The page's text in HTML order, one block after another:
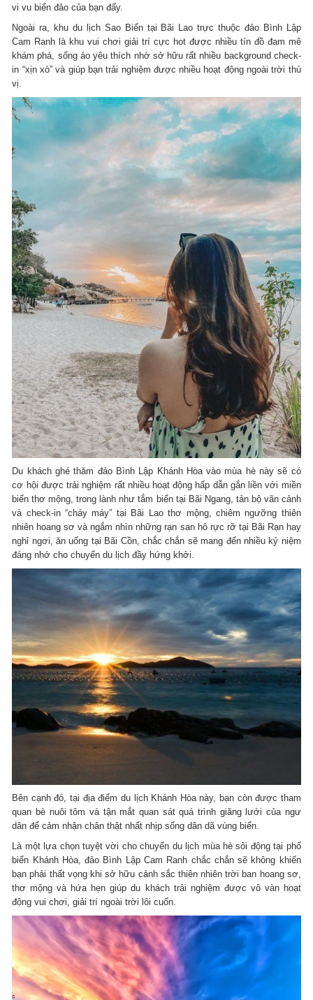
vi vu biển đảo của bạn đấy.
Ngoài ra, khu du lịch Sao Biển tại Bãi Lao trực thuộc đảo Bình Lập
Cam Ranh là khu vui chơi giải trí cực hot được nhiều tín đồ đam mê
khám phá, sống ảo yêu thích nhờ sở hữu rất nhiều background check-
in “xịn xò” và giúp bạn trải nghiệm được nhiều hoạt động ngoài trời thú
vị.
Du khách ghé thăm đảo Bình Lập Khánh Hòa vào mùa hè này sẽ có
cơ hội được trải nghiệm rất nhiều hoạt động hấp dẫn gắn liền với miền
biển thơ mộng, trong lành như tắm biển tại Bãi Ngang, tản bộ vãn cảnh
và check-in “cháy máy” tại Bãi Lao thơ mộng, chiêm ngưỡng thiên
nhiên hoang sơ và ngắm nhìn những rạn san hô rực rỡ tại Bãi Rạn hay
nghỉ ngơi, ăn uống tại Bãi Cồn, chắc chắn sẽ mang đến nhiều kỷ niệm
đáng nhớ cho chuyến du lịch đầy hứng khởi.
Bên cạnh đó, tại địa điểm du lịch Khánh Hòa này, bạn còn được tham
quan bè nuôi tôm và tận mắt quan sát quá trình giăng lưới của ngư
dân để cảm nhận chân thật nhất nhịp sống dân dã vùng biển.
Là một lựa chọn tuyệt vời cho chuyến du lịch mùa hè sôi động tại phố
biển Khánh Hòa, đảo Bình Lập Cam Ranh chắc chắn sẽ không khiến
bạn phải thất vọng khi sở hữu cảnh sắc thiên nhiên trời ban hoang sơ,
thơ mộng và hứa hẹn giúp du khách trải nghiệm được vô vàn hoạt
động vui chơi, giải trí ngoài trời lôi cuốn.